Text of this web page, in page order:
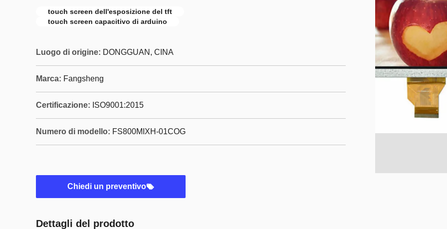
touch screen dell'esposizione del tft
touch screen capacitivo di arduino
Luogo di origine: DONGGUAN, CINA
Marca: Fangsheng
Certificazione: ISO9001:2015
Numero di modello: FS800MIXH-01COG
Chiedi un preventivo
Dettagli del prodotto